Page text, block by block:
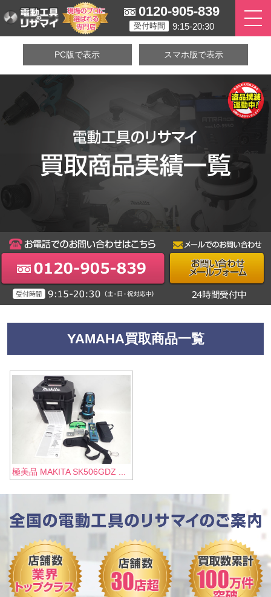
0120-905-839
受付時間 9:15-20:30
PC版で表示 スマホ版で表示
YAMAHA買取商品一覧
極美品 MAKITA SK506GDZ ...